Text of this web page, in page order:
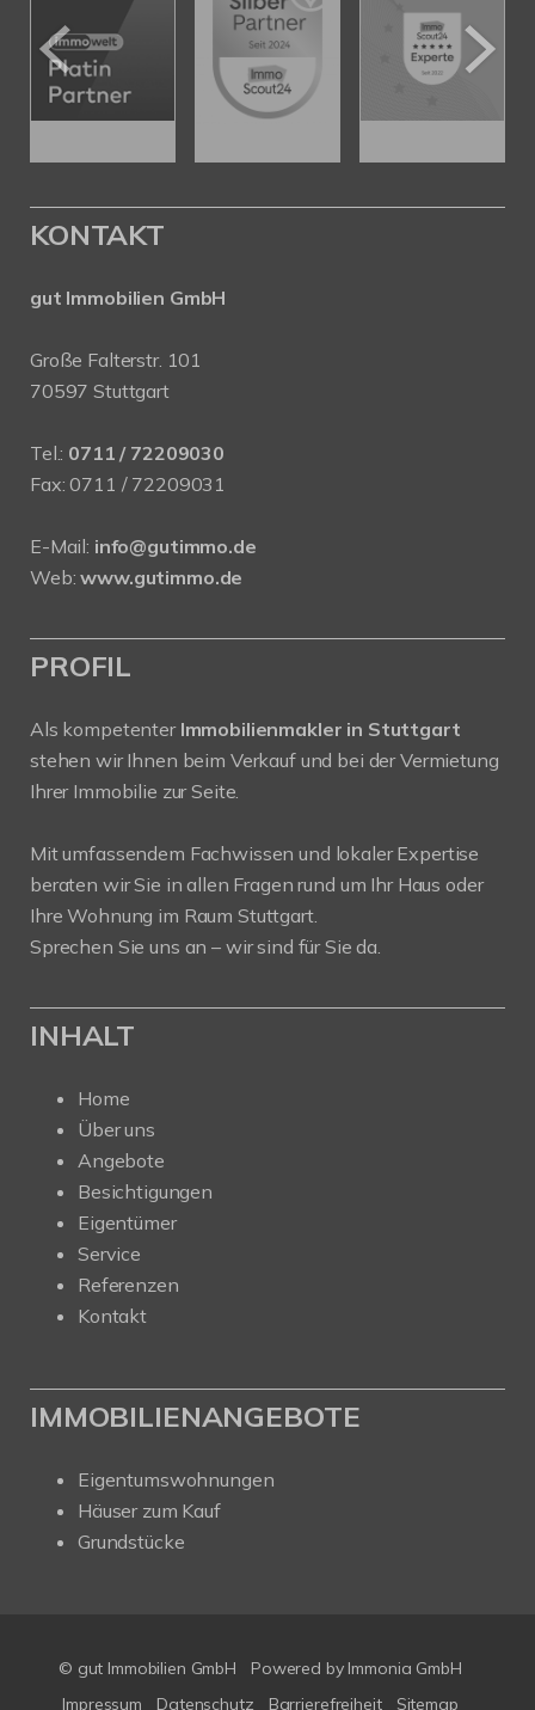
KONTAKT
gut Immobilien GmbH
Große Falterstr. 101
70597 Stuttgart
Tel.: 0711 / 72209030
Fax: 0711 / 72209031
E-Mail: info@gutimmo.de
Web:www.gutimmo.de
PROFIL
Als kompetenter Immobilienmakler in Stuttgart
stehen wir Ihnen beim Verkauf und bei der Vermietung
Ihrer Immobilie zur Seite.
Mit umfassendem Fachwissen und lokaler Expertise
beraten wir Sie in allen Fragen rund um Ihr Haus oder
Ihre Wohnung im Raum Stuttgart.
Sprechen Sie uns an – wir sind für Sie da.
INHALT
Home
Über uns
Angebote
Besichtigungen
Eigentümer
Service
Referenzen
Kontakt
IMMOBILIENANGEBOTE
Eigentumswohnungen
Häuser zum Kauf
Grundstücke
© gut Immobilien GmbH Powered by Immonia GmbH
Impressum
Datenschutz Barrierefreiheit Sitemap